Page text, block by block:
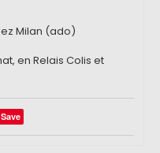
Milan (ado)
en Relais Colis et
Save